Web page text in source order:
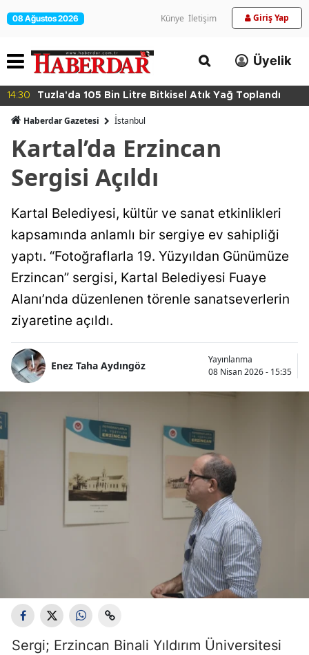
08 Ağustos 2026 Künye İletişim Giriş Yap
Üyelik
14:30 Tuzla'da 105 Bin Litre Bitkisel Atık Yağ Toplandı
Haberdar Gazetesi İ̇stanbul
Kartal’da Erzincan
Sergisi Açıldı
Kartal Belediyesi, kültür ve sanat etkinlikleri
kapsamında anlamlı bir sergiye ev sahipliği
yaptı. “Fotoğraflarla 19. Yüzyıldan Günümüze
Erzincan” sergisi, Kartal Belediyesi Fuaye
Alanı’nda düzenlenen törenle sanatseverlerin
ziyaretine açıldı.
Enez Taha Aydıngöz
Yayınlanma
08 Nisan 2026 - 15:35
Sergi; Erzincan Binali Yıldırım Üniversitesi